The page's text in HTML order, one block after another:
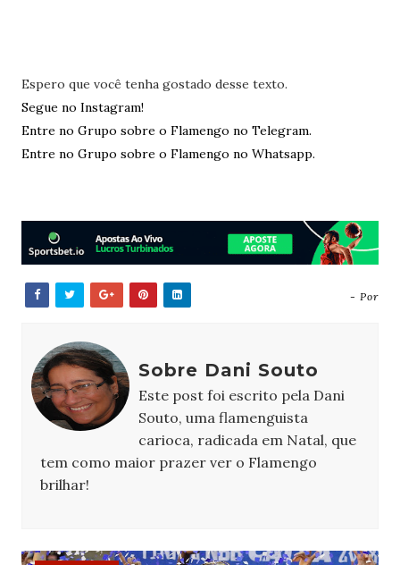
Espero que você tenha gostado desse texto.
Segue no Instagram!
Entre no Grupo sobre o Flamengo no Telegram.
Entre no Grupo sobre o Flamengo no Whatsapp.
- Por
Sobre Dani Souto
Este post foi escrito pela Dani
Souto, uma flamenguista
carioca, radicada em Natal, que
tem como maior prazer ver o Flamengo
brilhar!